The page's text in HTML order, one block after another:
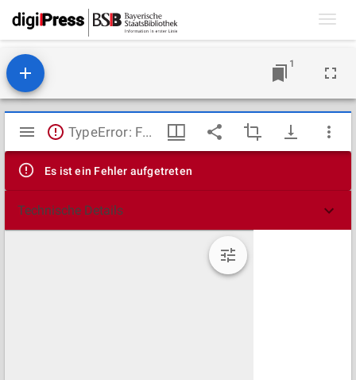
1
Mirador
Viewer
TypeError: Failed to fetch
Es ist ein Fehler aufgetreten
Technische Details